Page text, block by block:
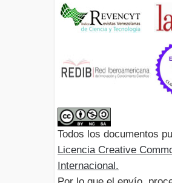
Todos los documentos
Licencia Creative
Internacional.